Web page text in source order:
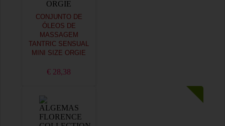
CONJUNTO DE
ÓLEOS DE
MASSAGEM
TANTRIC SENSUAL
MINI SIZE ORGIE
€ 28,38